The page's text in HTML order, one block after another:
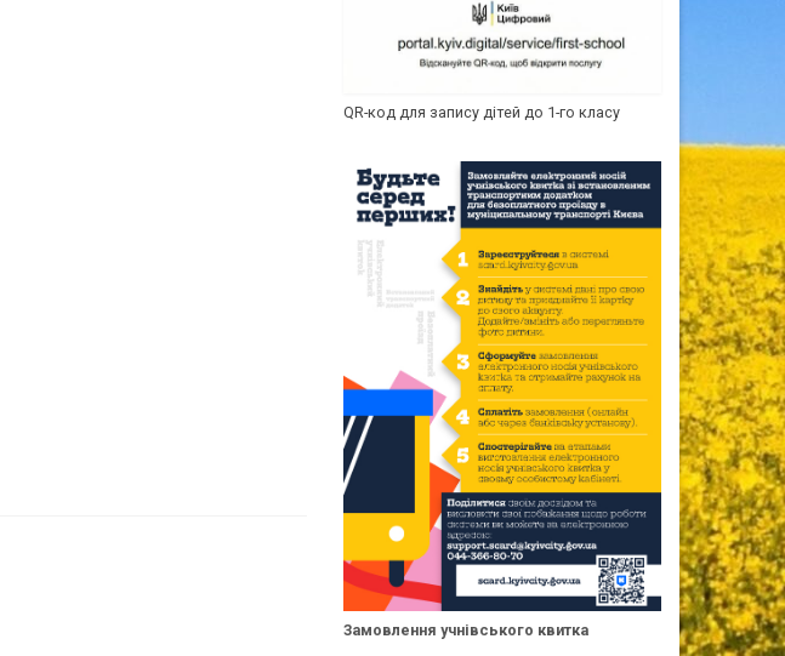
QR-код для запису дітей до 1-го класу
Замовлення учнівського квитка